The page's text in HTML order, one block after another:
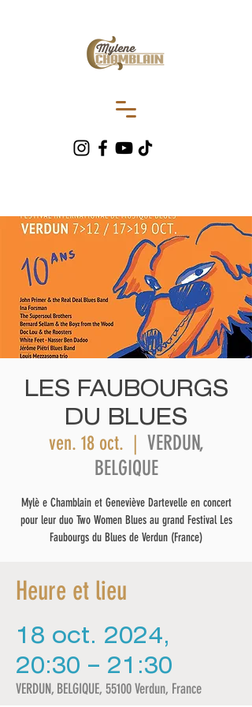
LES FAUBOURGS
DU BLUES
ven. 18 oct.
  |
VERDUN,
BELGIQUE
Mylè e Chamblain et Geneviève Dartevelle en concert
pour leur duo Two Women Blues au grand Festival Les
Faubourgs du Blues de Verdun (France)
Heure et lieu
18 oct. 2024,
20:30 – 21:30
VERDUN, BELGIQUE, 55100 Verdun, France